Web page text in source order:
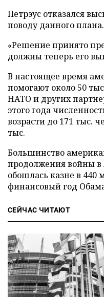
Петрэус отказался
поводу данного плана.
«Решение принято
должны теперь его
В настоящее время
помогают около 50
НАТО и других
этого года
возрасти до 171 тыс.
тыс.
Большинство
продолжения войны в
обошлась казне в 440
финансовый год
СЕЙЧАС ЧИТАЮТ